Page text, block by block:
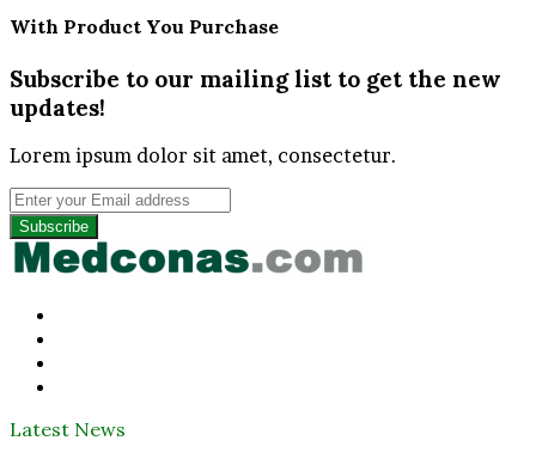
With Product You Purchase
Subscribe to our mailing list to get the new
updates!
Lorem ipsum dolor sit amet, consectetur.
Enter
your
Email
address
Latest News